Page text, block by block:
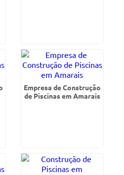
Empresa de Construção
de Piscinas em Amarais